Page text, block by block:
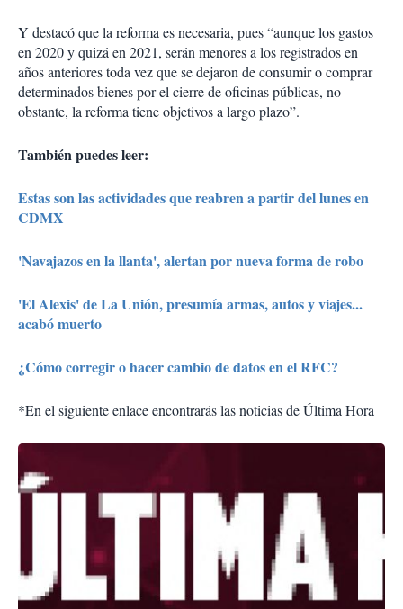
Y destacó que la reforma es necesaria, pues “aunque los gastos
en 2020 y quizá en 2021, serán menores a los registrados en
años anteriores toda vez que se dejaron de consumir o comprar
determinados bienes por el cierre de oficinas públicas, no
obstante, la reforma tiene objetivos a largo plazo”.
También puedes leer:
Estas son las actividades que reabren a partir del lunes en
CDMX
'Navajazos en la llanta', alertan por nueva forma de robo
'El Alexis' de La Unión, presumía armas, autos y viajes...
acabó muerto
¿Cómo corregir o hacer cambio de datos en el RFC?
*En el siguiente enlace encontrarás las noticias de Última Hora